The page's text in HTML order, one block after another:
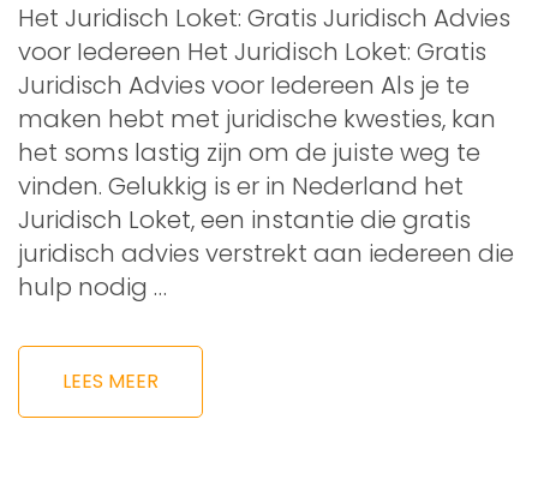
Het Juridisch Loket: Gratis Juridisch Advies
voor Iedereen Het Juridisch Loket: Gratis
Juridisch Advies voor Iedereen Als je te
maken hebt met juridische kwesties, kan
het soms lastig zijn om de juiste weg te
vinden. Gelukkig is er in Nederland het
Juridisch Loket, een instantie die gratis
juridisch advies verstrekt aan iedereen die
hulp nodig …
LEES MEER